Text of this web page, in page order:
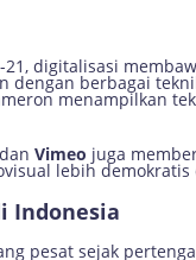
digitalisasi
berbagai
menampilkan
Vimeo juga
lebih
Indonesia
pesat sejak